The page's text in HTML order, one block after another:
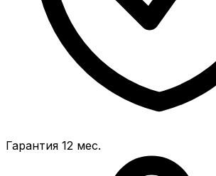
Гарантия 12 мес.